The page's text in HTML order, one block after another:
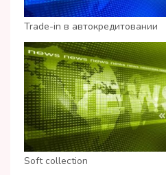
Trade-in в автокредитовании
Soft collection